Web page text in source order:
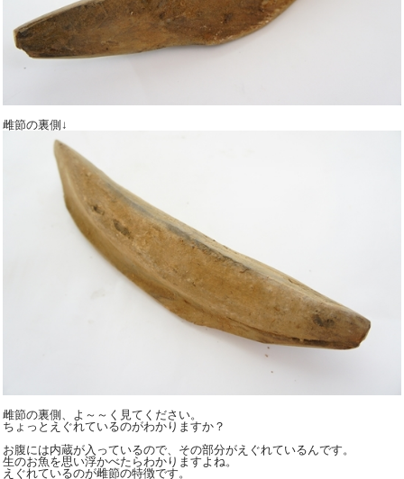
雌節の裏側↓
雌節の裏側、よ～～く見てください。
ちょっとえぐれているのがわかりますか？
お腹には内蔵が入っているので、その部分がえぐれているんです。
生のお魚を思い浮かべたらわかりますよね。
えぐれているのが雌節の特徴です。